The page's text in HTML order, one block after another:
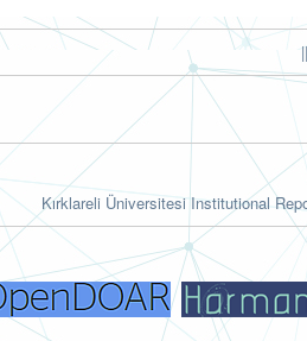
Kırklareli Üniversitesi Institutional